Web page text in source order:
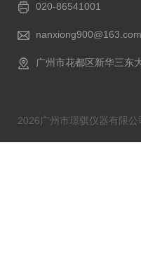
020-86541001
nanxiong900@163.com
广州市花都区新华三东
2026广州市璟骐仪器有限